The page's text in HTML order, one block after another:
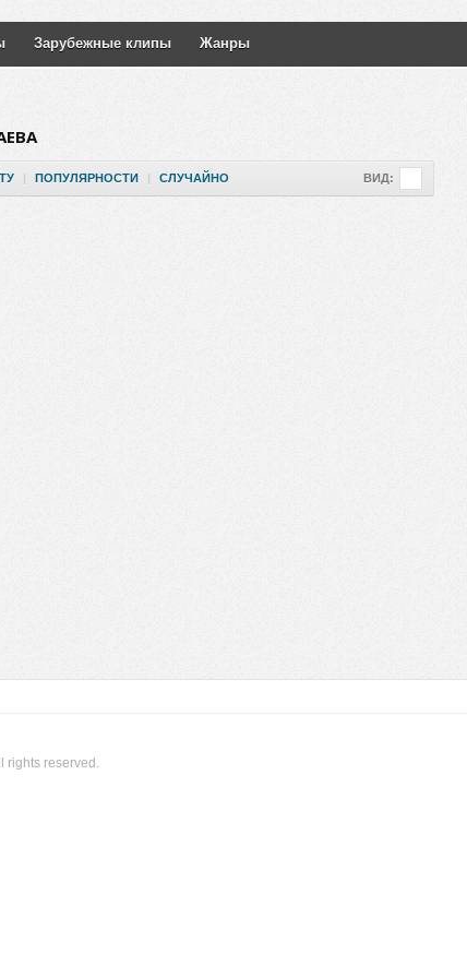
Зарубежные клипы Жанры
| ПОПУЛЯРНОСТИ | СЛУЧАЙНО ВИД:
rights reserved.